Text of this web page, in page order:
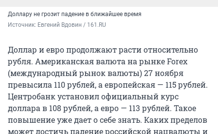
Доллару не грозит падение в ближайшее время
Источник: Евгений Вдовин / 161.RU
Доллар и евро продолжают расти относительно
рубля. Американская валюта на рынке Forex
(международный рынок валюты) 27 ноября
превысила 110 рублей, а европейская — 115 рублей.
Центробанк установил официальный курс
доллара в 108 рублей, а евро — 113 рублей. Такое
повышение уже дает о себе знать. Каких пределов
может достичь падение российской нацвалюты и